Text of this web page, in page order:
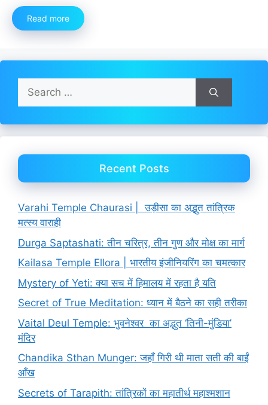
Read more
Search
for:
Recent Posts
Varahi Temple Chaurasi | उड़ीसा का अद्भुत तांत्रिक
मत्स्य वाराही
Durga Saptashati: तीन चरित्र, तीन गुण और मोक्ष का मार्ग
Kailasa Temple Ellora | भारतीय इंजीनियरिंग का चमत्कार
Mystery of Yeti: क्या सच में हिमालय में रहता है यति
Secret of True Meditation: ध्यान में बैठने का सही तरीका
Vaital Deul Temple: भुवनेश्वर का अद्भुत ‘तिनी-मुंडिया’
मंदिर
Chandika Sthan Munger: जहाँ गिरी थी माता सती की बाईं
आँख
Secrets of Tarapith: तांत्रिकों का महातीर्थ महाश्मशान